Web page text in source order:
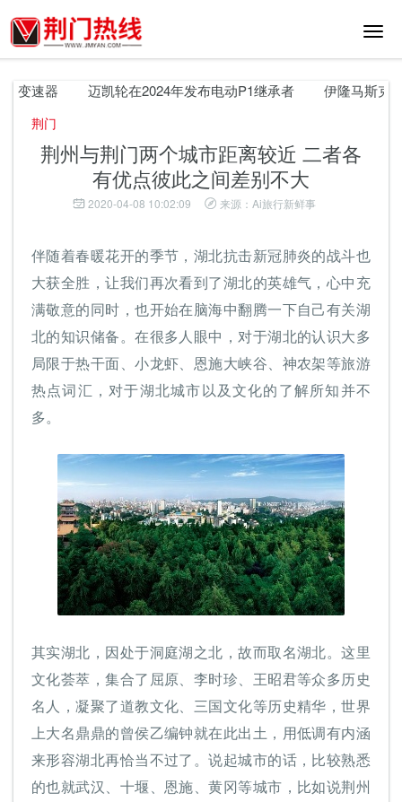
切
航
速器 迈凯轮在2024年发布电动P1继承者 伊隆马斯克解
荆门
荆州与荆门两个城市距离较近 二者各
有优点彼此之间差别不大
2020-04-08 10:02:09 来源：Ai旅行新鲜事
伴随着春暖花开的季节，湖北抗击新冠肺炎的战斗也
大获全胜，让我们再次看到了湖北的英雄气，心中充
满敬意的同时，也开始在脑海中翻腾一下自己有关湖
北的知识储备。在很多人眼中，对于湖北的认识大多
局限于热干面、小龙虾、恩施大峡谷、神农架等旅游
热点词汇，对于湖北城市以及文化的了解所知并不
多。
其实湖北，因处于洞庭湖之北，故而取名湖北。这里
文化荟萃，集合了屈原、李时珍、王昭君等众多历史
名人，凝聚了道教文化、三国文化等历史精华，世界
上大名鼎鼎的曾侯乙编钟就在此出土，用低调有内涵
来形容湖北再恰当不过了。说起城市的话，比较熟悉
的也就武汉、十堰、恩施、黄冈等城市，比如说荆州